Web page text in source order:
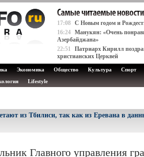
17:08 C Новым годом и
16:24 Манукян: «Очень
Азербайджана»
22:51
Патриарх Кирилл
христианских Церквей
Экономика Общество Культура
Спорт
Lifestyle
из Тбилиси, так как из Еревана в
Главного управления